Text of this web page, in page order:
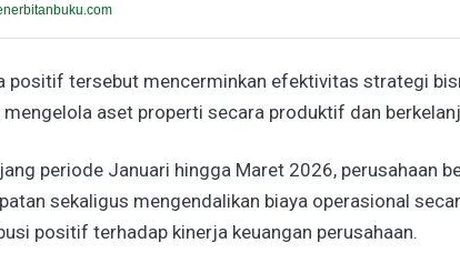
positif tersebut mencerminkan efektivitas strategi
mengelola aset properti secara produktif dan
periode Januari hingga Maret 2026, perusahaan
sekaligus mengendalikan biaya operasional
positif terhadap kinerja keuangan perusahaan.